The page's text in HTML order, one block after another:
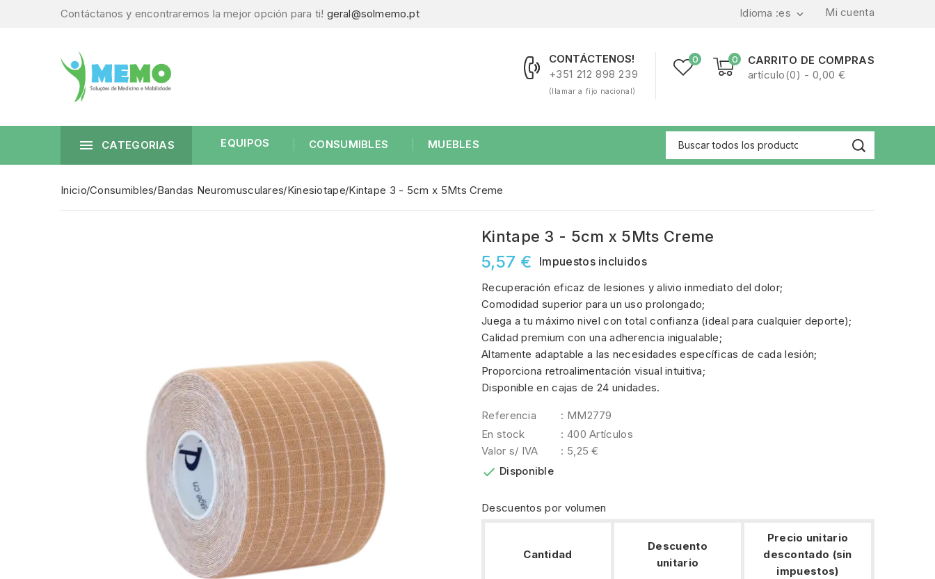
Contáctanos y encontraremos la mejor opción para ti! geral@solmemo.pt Mi cuenta
Idioma :es 
0
CARRITO DE COMPRAS
artículo(0) - 0,00 €
0
CONTÁCTENOS!
+351 212 898 239
(llamar a fijo nacional)
 CATEGORIAS EQUIPOS CONSUMIBLES MUEBLES
Inicio Consumibles Bandas Neuromusculares Kinesiotape Kintape 3 - 5cm x 5Mts Creme
Kintape 3 - 5cm x 5Mts Creme
5,57 € Impuestos incluidos
Recuperación eficaz de lesiones y alivio inmediato del dolor;
Comodidad superior para un uso prolongado;
Juega a tu máximo nivel con total confianza (ideal para cualquier deporte);
Calidad premium con una adherencia inigualable;
Altamente adaptable a las necesidades específicas de cada lesión;
Proporciona retroalimentación visual intuitiva;
Disponible en cajas de 24 unidades.
Referencia
: MM2779
En stock
: 400 Artículos
Valor s/ IVA
: 5,25 €
 Disponible
Descuentos por volumen
Cantidad
Descuento
unitario
Precio unitario
descontado (sin
impuestos)